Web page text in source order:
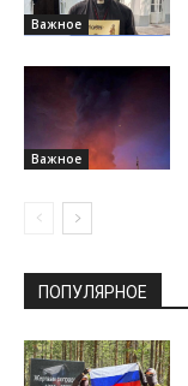
Важное
Важное
ПОПУЛЯРНОЕ